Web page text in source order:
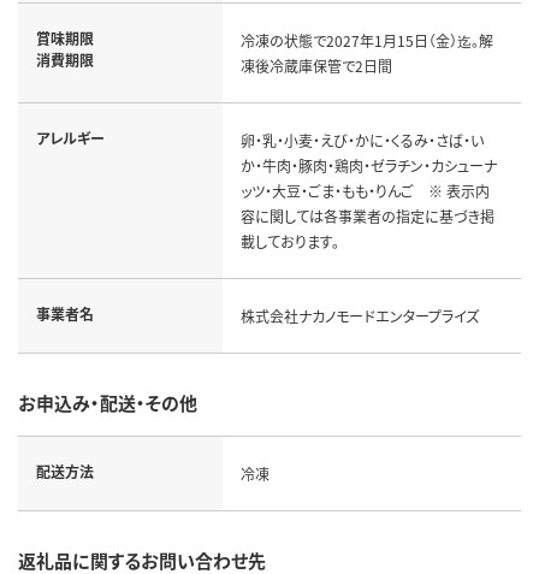
賞味期限
消費期限
冷凍の状態で2027年1月15日（金）迄。解
凍後冷蔵庫保管で2日間
アレルギー
卵・乳・小麦・えび・かに・くるみ・さば・い
か・牛肉・豚肉・鶏肉・ゼラチン・カシューナ
ッツ・大豆・ごま・もも・りんご ※ 表示内
容に関しては各事業者の指定に基づき掲
載しております。
事業者名 株式会社ナカノモードエンタープライズ
お申込み・配送・その他
配送方法 冷凍
返礼品に関するお問い合わせ先